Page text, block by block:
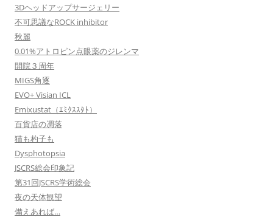
3Dヘッドアップサージェリー
不可思議なROCK inhibitor
秋麗
0.01%アトロピン点眼薬のジレンマ
開院３周年
MIGS角逐
EVO+ Visian ICL
Emixustat（ｴﾐｸｽｽﾀﾄ）
百貨店の凋落
猫も杓子も
Dysphotopsia
JSCRS総会印象記
第31回JSCRS学術総会
夜の天体観望
備えあれば…